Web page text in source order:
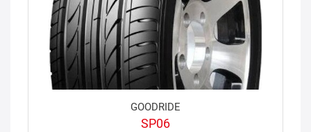
GOODRIDE
SP06